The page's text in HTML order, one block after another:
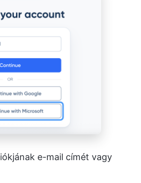
e-mail címét vagy